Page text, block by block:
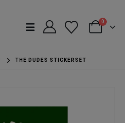
0
THE DUDES STICKERSET